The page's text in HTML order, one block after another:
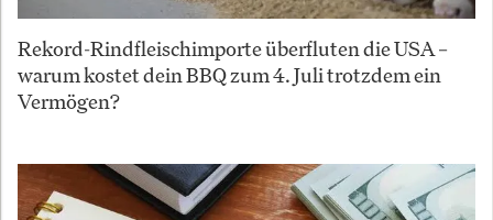
Rekord-Rindfleischimporte überfluten die USA –
warum kostet dein BBQ zum 4. Juli trotzdem ein
Vermögen?